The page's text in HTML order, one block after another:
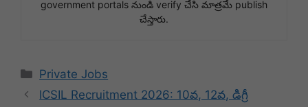
government portals నుండి verify చేసి మాత్రమే publish
చేస్తారు.
Categories
Private Jobs
ICSIL Recruitment 2026: 10వ, 12వ, డిగ్రీ